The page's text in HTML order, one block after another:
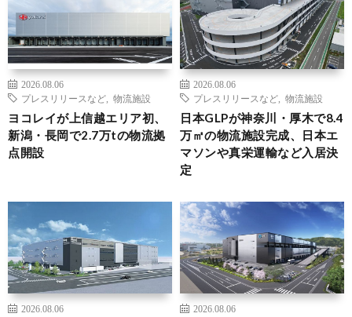
2026.08.06
プレスリリースなど
物流施設
ヨコレイが上信越エリア初、
新潟・長岡で2.7万tの物流拠
点開設
2026.08.06
プレスリリースなど
物流施設
日本GLPが神奈川・厚木で8.4
万㎡の物流施設完成、日本エ
マソンや真栄運輸など入居決
定
2026.08.06
2026.08.06